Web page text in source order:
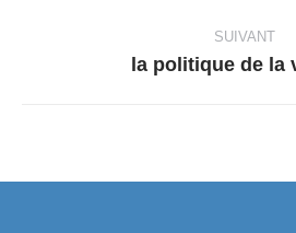
:
SUIVANT
Article
la politique de la